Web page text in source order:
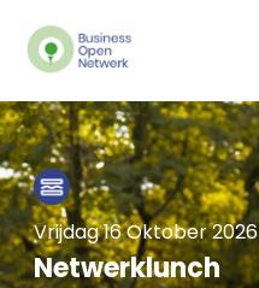
Vrijdag 16 Oktober 2026
Netwerklunch